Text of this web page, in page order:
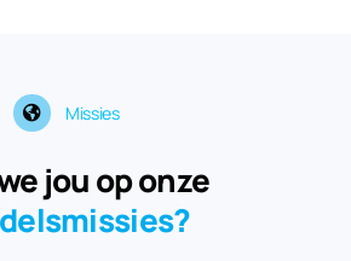
Missies
jou op onze